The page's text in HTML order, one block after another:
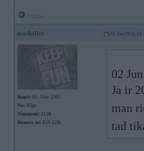
madkiller 03. Jun 2010,
Kopš: 05. May 2005
No: Rīga
Ziņojumi: 1138
Braucu ar: E39 528i
02
Ja ir
man
tad